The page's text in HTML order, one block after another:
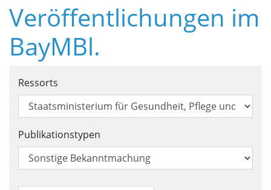
Veröffentlichungen im
BayMBl.
Suchformular für
Ressorts
Publikationstypen